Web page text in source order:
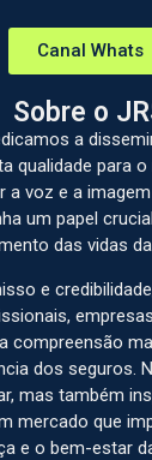
Canal Whats
Sobre o
a
qualidade para
a voz e a
um papel
das vidas
e
compreensão
dos seguros.
mas também
mercado que
e o bem-estar